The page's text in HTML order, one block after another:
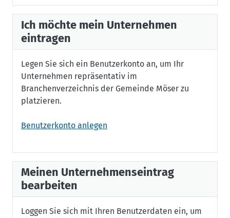
Ich möchte mein Unternehmen
eintragen
Legen Sie sich ein Benutzerkonto an, um Ihr
Unternehmen repräsentativ im
Branchenverzeichnis der Gemeinde Möser zu
platzieren.
Benutzerkonto anlegen
Meinen Unternehmenseintrag
bearbeiten
Loggen Sie sich mit Ihren Benutzerdaten ein, um